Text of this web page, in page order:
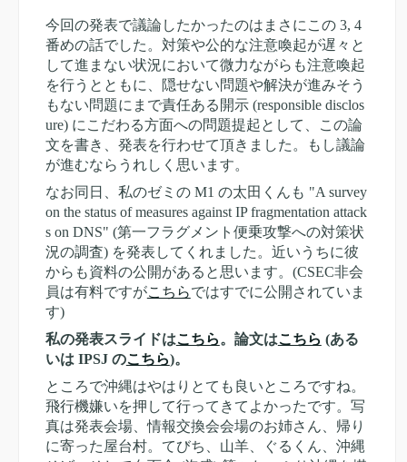
今回の発表で議論したかったのはまさにこの 3, 4
番めの話でした。対策や公的な注意喚起が遅々と
して進まない状況において微力ながらも注意喚起
を行うとともに、隠せない問題や解決が進みそう
もない問題にまで責任ある開示 (responsible disclos
ure) にこだわる方面への問題提起として、この論
文を書き、発表を行わせて頂きました。もし議論
が進むならうれしく思います。
なお同日、私のゼミの M1 の太田くんも "A survey
on the status of measures against IP fragmentation attack
s on DNS" (第一フラグメント便乗攻撃への対策状
況の調査) を発表してくれました。近いうちに彼
からも資料の公開があると思います。(CSEC非会
員は有料ですがこちらではすでに公開されていま
す)
私の発表スライドはこちら。論文はこちら (ある
いは IPSJ のこちら)。
ところで沖縄はやはりとても良いところですね。
飛行機嫌いを押して行ってきてよかったです。写
真は発表会場、情報交換会会場のお姉さん、帰り
に寄った屋台村。てびち、山羊、ぐるくん、沖縄